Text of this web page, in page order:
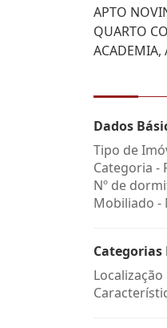
APTO
QUARTO
ACADEMIA,
Dados
Tipo de
Categoria -
Nº de
Mobiliado -
Categorias